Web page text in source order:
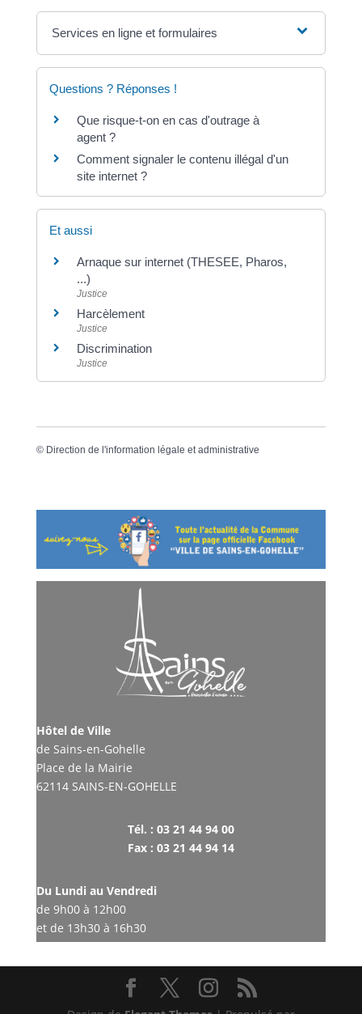
Services en ligne et formulaires
Questions ? Réponses !
Que risque-t-on en cas d'outrage à
agent ?
Comment signaler le contenu illégal d'un
site internet ?
Et aussi
Arnaque sur internet (THESEE, Pharos,
...)
Justice
Harcèlement
Justice
Discrimination
Justice
© Direction de l'information légale et administrative
Hôtel de Ville
de Sains-en-Gohelle
Place de la Mairie
62114 SAINS-EN-GOHELLE
Tél. : 03 21 44 94 00
Fax : 03 21 44 94 14
Du Lundi au Vendredi
de 9h00 à 12h00
et de 13h30 à 16h30